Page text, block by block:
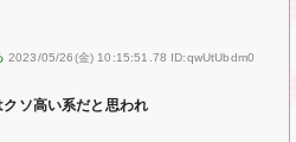
2023/05/26(金) 10:15:51.78 ID:qwUtUbdm0
ソ高い系だと思われ